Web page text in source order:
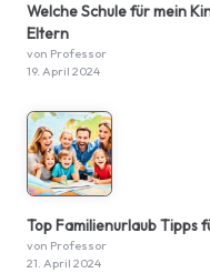
Welche Schule für mein
Eltern
von Professor
19. April 2024
Top Familienurlaub Tipps
von Professor
21. April 2024